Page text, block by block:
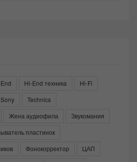
Hi-End техника
Hi-Fi
Sony
Technics
Жена аудиофила
Звукомания
пластинок
Фонокорректор
ЦАП